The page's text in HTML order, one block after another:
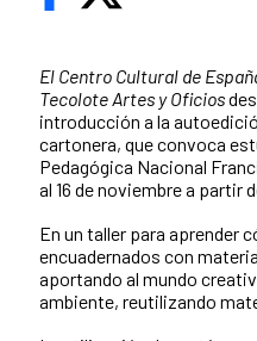
El Centro Cultural de
Tecolote Artes y Oficios
introducción a la
cartonera, que convoca
Pedagógica Nacional
al 16 de noviembre a partir
En un taller para aprender
encuadernados con
aportando al mundo
ambiente, reutilizando